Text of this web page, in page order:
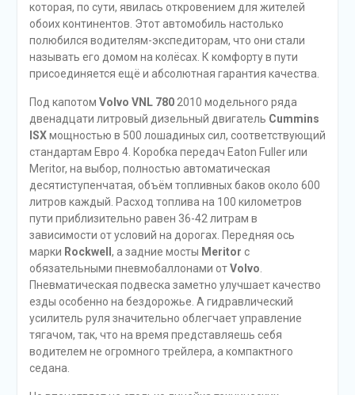
которая, по сути, явилась откровением для жителей
обоих континентов. Этот автомобиль настолько
полюбился водителям-экспедиторам, что они стали
называть его домом на колёсах. К комфорту в пути
присоединяется ещё и абсолютная гарантия качества.
Под капотом Volvo VNL 7802010 модельного ряда
двенадцати литровый дизельный двигатель Cummins
ISXмощностью в 500 лошадиных сил, соответствующий
стандартам Евро 4. Коробка передач Eaton Fuller или
Meritor, на выбор, полностью автоматическая
десятиступенчатая, объём топливных баков около 600
литров каждый. Расход топлива на 100 километров
пути приблизительно равен 36-42 литрам в
зависимости от условий на дорогах. Передняя ось
марки Rockwell , а задние мосты Meritor с
обязательными пневмобаллонами отVolvo.
Пневматическая подвеска заметно улучшает качество
езды особенно на бездорожье. А гидравлический
усилитель руля значительно облегчает управление
тягачом, так, что на время представляешь себя
водителем не огромного трейлера, а компактного
седана.